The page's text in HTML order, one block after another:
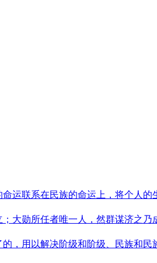
运联系在民族的命运上，将个人的
大勋所任者唯一人，然群谋济之乃
，用以解决阶级和阶级、民族和